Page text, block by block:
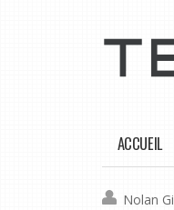
ACCUEIL
Nolan